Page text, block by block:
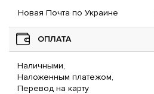
Новая Почта по Украине
ОПЛАТА
Наличными,
Наложенным платежом,
Перевод на карту